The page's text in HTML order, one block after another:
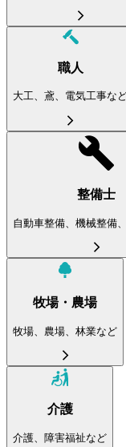
職人
大工、鳶、電気工事な
整備士
自動車整備、機械整備
牧場・農場
牧場、農場、林業など
介護
介護、障害福祉など